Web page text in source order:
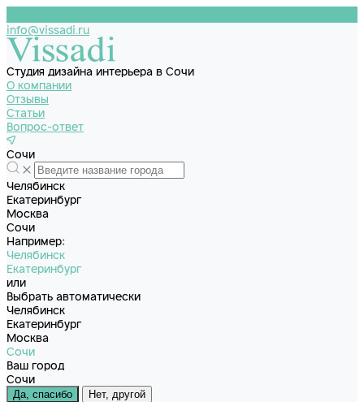
info@vissadi.ru
Студия дизайна интерьера в Сочи
О компании
Отзывы
Статьи
Вопрос-ответ
Сочи
Челябинск
Екатеринбург
Москва
Сочи
Например:
Челябинск
Екатеринбург
или
Выбрать автоматически
Челябинск
Екатеринбург
Москва
Сочи
Ваш город
Сочи
Да, спасибо Нет, другой